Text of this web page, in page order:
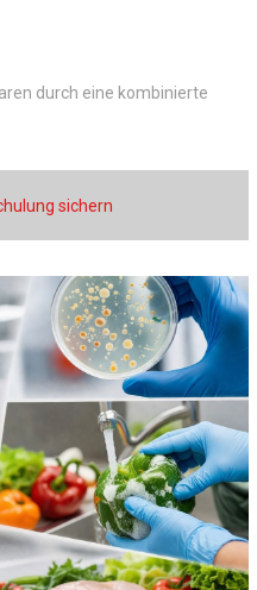
durch eine kombinierte
sichern